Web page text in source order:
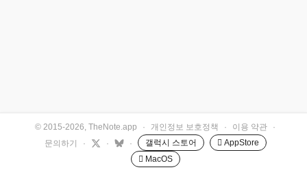
© 2015-2026, TheNote.app · 개인정보 보호정책 · 이용 약관
·
문의하기
· · · 갤럭시 스토어
 AppStore
 MacOS